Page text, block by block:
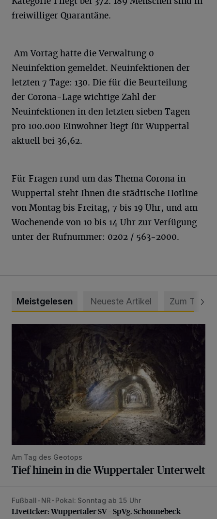
freiwilliger Quarantäne.
Am Vortag hatte die Verwaltung 0
Neuinfektion gemeldet. Neuinfektionen der
letzten 7 Tage: 130. Die für die Beurteilung
der Corona-Lage wichtige Zahl der
Neuinfektionen in den letzten sieben Tagen
pro 100.000 Einwohner liegt für Wuppertal
aktuell bei 36,62.
Für Fragen rund um das Thema Corona in
Wuppertal steht Ihnen die städtische Hotline
von Montag bis Freitag, 7 bis 19 Uhr, und am
Wochenende von 10 bis 14 Uhr zur Verfügung
unter der Rufnummer: 0202 / 563-2000.
Meistgelesen Neueste Artikel Zum Thema
Am Tag des Geotops
Tief hinein in die Wuppertaler Unterwelt
Liveticker: Wuppertaler SV – SpVg. Schonnebeck
Fußball-NR-Pokal: Sonntag ab 15 Uhr
Liveticker: Wuppertaler SV – SpVg. Schonnebeck